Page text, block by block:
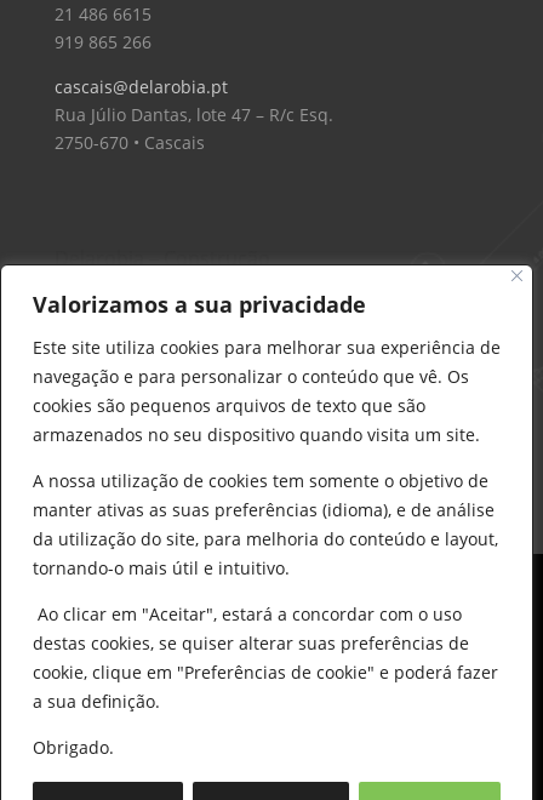
Valorizamos a sua privacidade
Este site utiliza cookies para melhorar sua experiência de
navegação e para personalizar o conteúdo que vê. Os
cookies são pequenos arquivos de texto que são
armazenados no seu dispositivo quando visita um site.
A nossa utilização de cookies tem somente o objetivo de
manter ativas as suas preferências (idioma), e de análise
da utilização do site, para melhoria do conteúdo e layout,
tornando-o mais útil e intuitivo.
Ao clicar em "Aceitar", estará a concordar com o uso
destas cookies, se quiser alterar suas preferências de
cookie, clique em "Preferências de cookie" e poderá fazer
a sua definição.
Obrigado.
21 486 6615
919 865 266
cascais@delarobia.pt
Rua Júlio Dantas, lote 47 – R/c Esq.
2750-670 • Cascais
Delarobia – Construção
912 441 514
construcao@delarobia.pt
R. António Andrade, 1171
2820-287 • Charneca de Caparica
© All Copyright 2025 by Delarobia.pt